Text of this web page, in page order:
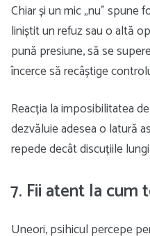
Chiar și un mic „nu” spune
liniștit un refuz sau o altă
pună presiune, să se
încerce să recâștige
Reacția la imposibilitatea
dezvăluie adesea o latură
repede decât discuțiile
7. Fii atent la cum
Uneori, psihicul percepe